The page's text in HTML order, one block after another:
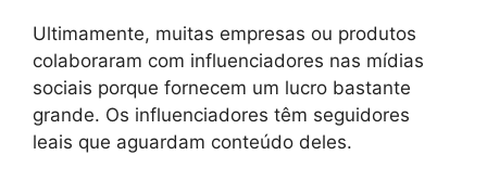
Ultimamente, muitas empresas ou produtos
colaboraram com influenciadores nas mídias
sociais porque fornecem um lucro bastante
grande. Os influenciadores têm seguidores
leais que aguardam conteúdo deles.